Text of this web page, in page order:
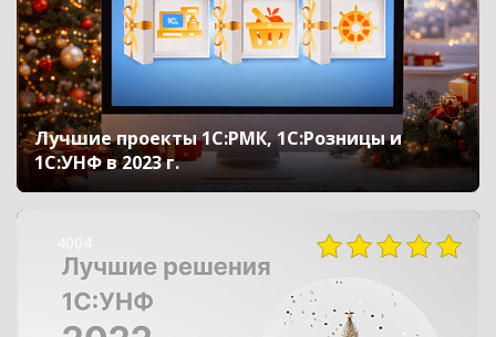
Лучшие проекты 1С:РМК, 1С:Розницы и
1С:УНФ в 2023 г.
4004